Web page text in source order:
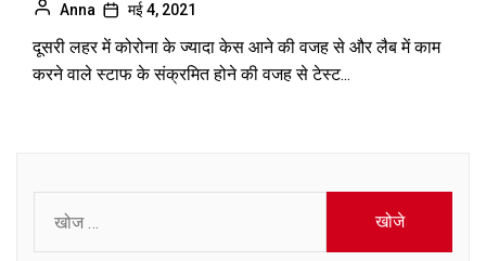
Anna मई 4, 2021
दूसरी लहर में कोरोना के ज्यादा केस आने की वजह से और लैब में काम
करने वाले स्टाफ के संक्रमित होने की वजह से टेस्ट...
खोजें: